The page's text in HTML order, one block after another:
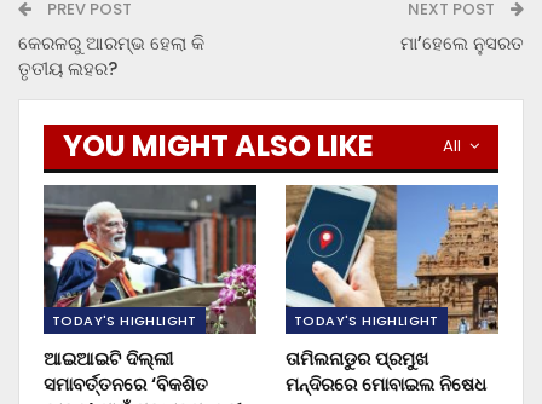
PREV POST
କେରଳରୁ ଆରମ୍ଭ ହେଲା କି
ତୃତୀୟ ଲହର?
NEXT POST
ମା’ହେଲେ ନୁସରତ
All
YOU MIGHT ALSO LIKE
TODAY'S HIGHLIGHT
ଆଇଆଇଟି ଦିଲ୍ଲୀ
ସମାବର୍ତ୍ତନରେ ‘ବିକଶିତ
TODAY'S HIGHLIGHT
ତାମିଲନାଡୁର ପ୍ରମୁଖ
ମନ୍ଦିରରେ ମୋବାଇଲ ନିଷେଧ